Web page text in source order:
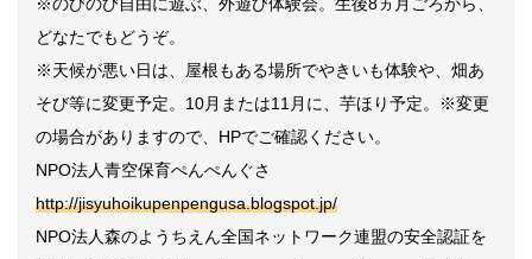
どなたでもどうぞ。
※天候が悪い日は、屋根もある場所でやきいも体験や、畑あ
そび等に変更予定。 10月または11 月に、芋ほり予定。※変更
の場合がありますので、 HPでご確認ください。
NPO法人青空保育ぺんぺんぐさ
http://jisyuhoikupenpengusa.blogspot.jp/
NPO法人森のようちえん全国ネットワーク連盟の安全認証を